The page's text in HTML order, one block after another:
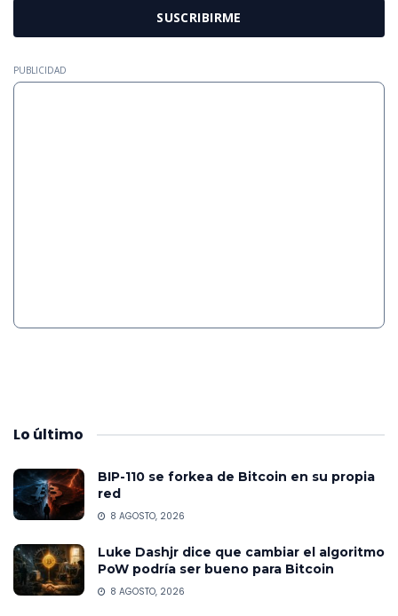
SUSCRIBIRME
PUBLICIDAD
Lo último
BIP-110 se forkea de Bitcoin en su propia
red
8 AGOSTO, 2026
Luke Dashjr dice que cambiar el algoritmo
PoW podría ser bueno para Bitcoin
8 AGOSTO, 2026